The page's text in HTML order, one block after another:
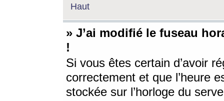
Haut
» J’ai modifié le fuseau
!
Si vous êtes certain d’avoir
correctement et que l’heure
stockée sur l’horloge du